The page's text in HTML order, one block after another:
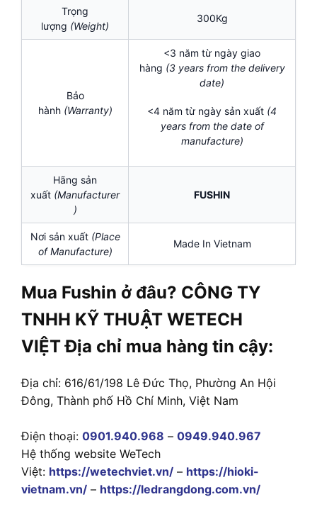
Trọng
lượng (Weight)
300Kg
Bảo
hành (Warranty)
<3 năm từ ngày giao
hàng (3 years from the delivery
date)
<4 năm từ ngày sản xuất (4
years from the date of
manufacture)
Hãng sản
xuất (Manufacturer
)
FUSHIN
Nơi sản xuất (Place
of Manufacture)
Made In Vietnam
Mua Fushin ở đâu? CÔNG TY
TNHH KỸ THUẬT WETECH
VIỆT Địa chỉ mua hàng tin cậy:
Địa chỉ: 616/61/198 Lê Đức Thọ, Phường An Hội
Đông, Thành phố Hồ Chí Minh, Việt Nam
Điện thoại: 0901.940.968 – 0949.940.967
Hệ thống website WeTech
Việt: https://wetechviet.vn/ – https://hioki-
vietnam.vn/ – https://ledrangdong.com.vn/